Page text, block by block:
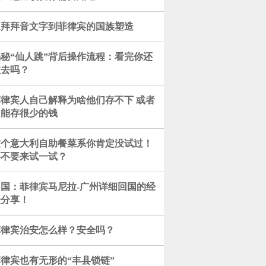
拜音文字到菲律宾的国族塑造
“仙人跳”背后操作流程：看完你还
吗？
宾人自己解释为啥他们存不下 或者
存很少的钱
意大利自助餐菜系你肯定没试过！
要来试一试？
：菲律宾马尼拉-广州详细回国的经
享！
宾治安怎么样？安全吗？
宾也有无形的“丰县锁链”